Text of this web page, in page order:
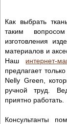
Как выбрать
таким
изготовления
материалов и
Наш интернет-
предлагает
Nelly Green,
ручной труд.
приятно работать.
Консультанты